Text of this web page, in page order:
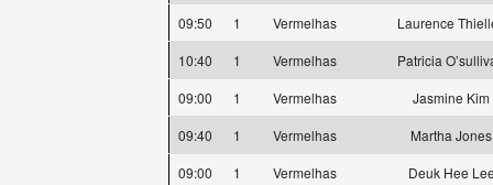
09:50
1 Vermelhas
Laurence
10:40
1 Vermelhas
Patricia
09:00
1 Vermelhas
Jasmine Kim
09:40
1 Vermelhas
Martha Jones
09:00
1 Vermelhas
Deuk Hee